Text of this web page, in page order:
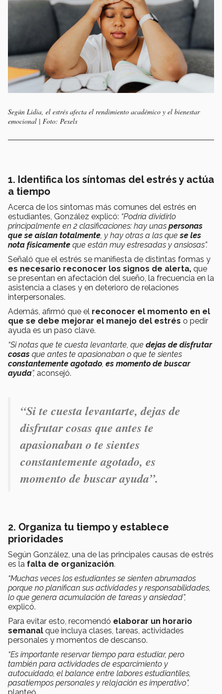
Según Lidia, el estrés afecta el rendimiento académico y el bienestar
emocional | Foto: Pexels
1. Identifica los síntomas del estrés y actúa
a tiempo
Acerca de los síntomas más comunes del estrés en
estudiantes, González explicó: “Podría dividirlo
principalmente en 2 clasificaciones: hay unas personas
que se aíslan totalmente, y hay otras a las quese les
nota físicamente que están muy estresadas y ansiosas”.
Señaló que el estrés se manifiesta de distintas formas y
es necesario reconocer los signos de alerta, que
se presentan en afectación del sueño, la frecuencia en la
asistencia a clases y en deterioro de relaciones
interpersonales.
Además, afirmó que el reconocer el momento en el
que se debe mejorar el manejo del estrés o pedir
ayuda es un paso clave.
“Si notas que te cuesta levantarte, que dejas de disfrutar
cosas que antes te apasionaban o que te sientes
constantemente agotado, es momento de buscar
ayuda”, aconsejó.
“Si te cuesta levantarte, dejas de
disfrutar cosas que antes te
apasionaban o te sientes
constantemente agotado, es
momento de buscar ayuda”.
2. Organiza tu tiempo y establece
prioridades
Según González, una de las principales causas de estrés
es la falta de organización.
“Muchas veces los estudiantes se sienten abrumados
porque no planifican sus actividades y responsabilidades,
lo que genera acumulación de tareas y ansiedad”,
explicó.
Para evitar esto, recomendó elaborar un horario
semanal que incluya clases, tareas, actividades
personales y momentos de descanso.
“Es importante reservar tiempo para estudiar, pero
también para actividades de esparcimiento y
autocuidado, el balance entre labores estudiantiles,
pasatiempos personales y relajación es imperativo”,